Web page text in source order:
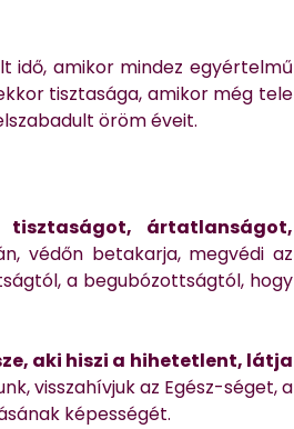
idő, amikor mindez egyértelmű
tisztasága, amikor még tele
öröm éveit.
ártatlanságot,
védőn betakarja, megvédi az
a begubózottságtól, hogy
aki hiszi a hihetetlent, látja
visszahívjuk az Egész-séget, a
képességét.